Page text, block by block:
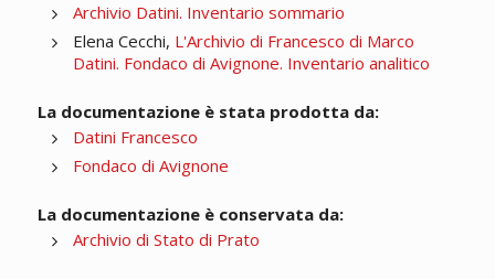
Archivio Datini. Inventario sommario
Elena Cecchi, L'Archivio di Francesco di Marco
Datini. Fondaco di Avignone. Inventario analitico
La documentazione è stata prodotta da:
Datini Francesco
Fondaco di Avignone
La documentazione è conservata da:
Archivio di Stato di Prato